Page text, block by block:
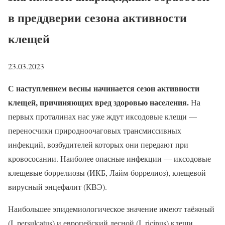
в преддверии сезона активности
клещей
23.03.2023
С наступлением весны начинается сезон активности
клещей, причиняющих вред здоровью населения.На
первых проталинах нас уже ждут иксодовые клещи —
переносчики природноочаговых трансмиссивных
инфекций, возбудителей которых они передают при
кровососании. Наиболее опасные инфекции — иксодовые
клещевые боррелиозы (ИКБ, Лайм-боррелиоз), клещевой
вирусный энцефалит (КВЭ).
Наибольшее эпидемиологическое значение имеют таёжный
(I. persulcatus) и европейский лесной (I. ricinus) клещи,